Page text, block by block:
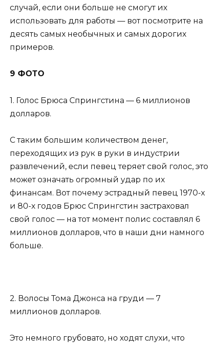
случай, если они больше не смогут их
использовать для работы — вот посмотрите на
десять самых необычных и самых дорогих
примеров.
9 ФОТО
1. Голос Брюса Спрингстина — 6 миллионов
долларов.
С таким большим количеством денег,
переходящих из рук в руки в индустрии
развлечений, если певец теряет свой голос, это
может означать огромный удар по их
финансам. Вот почему эстрадный певец 1970-х
и 80-х годов Брюс Спрингстин застраховал
свой голос — на тот момент полис составлял 6
миллионов долларов, что в наши дни намного
больше.
2. Волосы Тома Джонса на груди — 7
миллионов долларов.
Это немного грубовато, но ходят слухи, что